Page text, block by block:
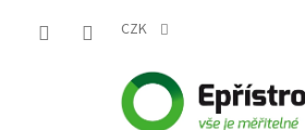
CZK